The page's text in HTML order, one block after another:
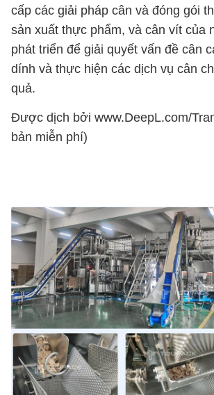
cấp các giải pháp cân và đóng gói
sản xuất thực phẩm, và cân vít của
phát triển để giải quyết vấn đề cân
dính và thực hiện các dịch vụ cân
quả.
Được dịch bởi www.DeepL.com/
bản miễn phí)